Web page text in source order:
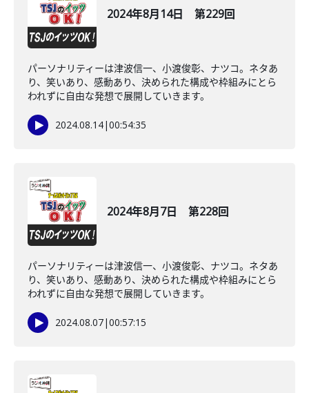
2024年8月14日 第229回
パーソナリティーは津波信一、小渡俊彰、ナツコ。ネタあ
り、笑いあり、感動あり、決められた構成や枠組みにとら
われずに自由な発想で展開していきます。
2024.08.14|00:54:35
2024年8月7日 第228回
パーソナリティーは津波信一、小渡俊彰、ナツコ。ネタあ
り、笑いあり、感動あり、決められた構成や枠組みにとら
われずに自由な発想で展開していきます。
2024.08.07|00:57:15